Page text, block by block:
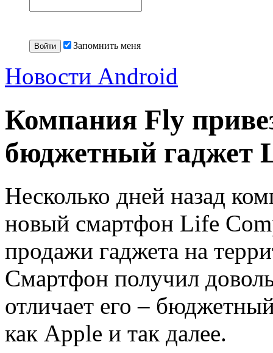
Запомнить меня
Новости Android
Компания Fly
бюджетный гаджет
Несколько дней назад
новый смартфон Life
продажи гаджета на
Смартфон получил
отличает его –
как Apple и так далее.